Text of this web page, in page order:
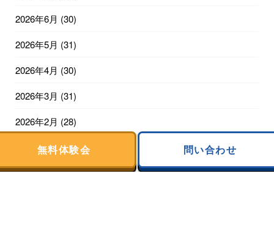
2026年6月 (30)
2026年5月 (31)
2026年4月 (30)
2026年3月 (31)
2026年2月 (28)
2026年1月(31)
2025年12月(31)
無料体験会 問い合わせ